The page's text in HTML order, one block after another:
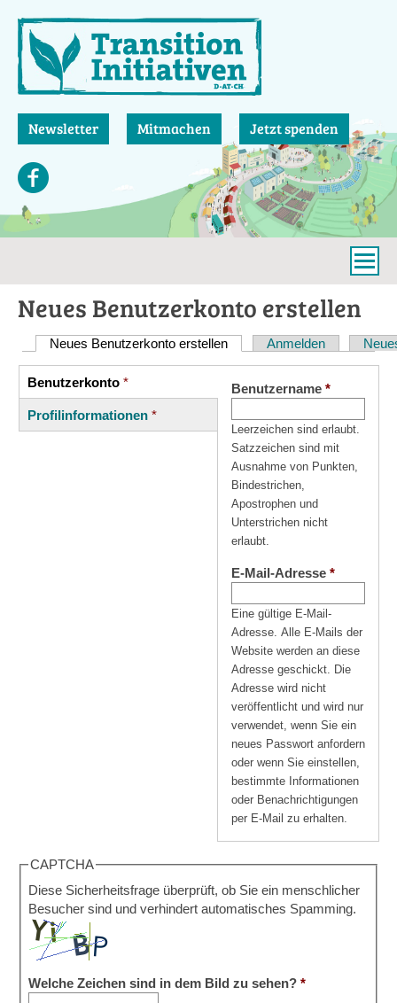
zum
Inhalt
Newsletter Mitmachen Jetzt spenden
Neues Benutzerkonto erstellen
Haupt-
Reiter
Neues Benutzerkonto erstellen (aktiver Reiter)
Anmelden
Vertikale
Reiter
Benutzerkonto *
(aktiver
Reiter)
Profilinformationen *
Benutzername *
Leerzeichen sind erlaubt.
Satzzeichen sind mit
Ausnahme von Punkten,
Bindestrichen,
Apostrophen und
Unterstrichen nicht
erlaubt.
E-Mail-Adresse *
Eine gültige E-Mail-
Adresse. Alle E-Mails der
Website werden an diese
Adresse geschickt. Die
Adresse wird nicht
veröffentlicht und wird nur
verwendet, wenn Sie ein
neues Passwort anfordern
oder wenn Sie einstellen,
bestimmte Informationen
oder Benachrichtigungen
per E-Mail zu erhalten.
CAPTCHA
Diese Sicherheitsfrage überprüft, ob Sie ein menschlicher
Besucher sind und verhindert automatisches Spamming.
Welche Zeichen sind in dem Bild zu sehen? *